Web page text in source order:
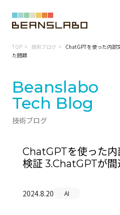
TOP 技術ブログ
ChatGPTを使った内部
た問題
Beanslabo
Tech Blog
技術ブログ
ChatGPTを使った内
検証 3.ChatGPTが間
2024.8.20 AI